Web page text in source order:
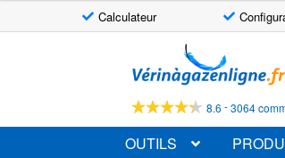
Calculateur
à
la
navigation
au
contenu
8.6 -3064
OUTILS